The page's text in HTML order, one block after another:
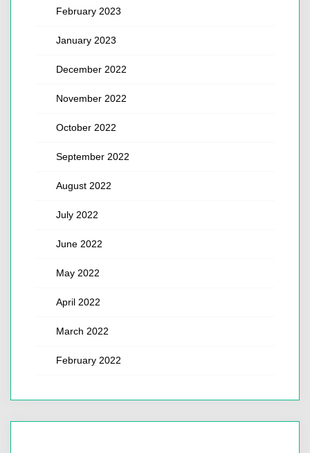
February 2023
January 2023
December 2022
November 2022
October 2022
September 2022
August 2022
July 2022
June 2022
May 2022
April 2022
March 2022
February 2022